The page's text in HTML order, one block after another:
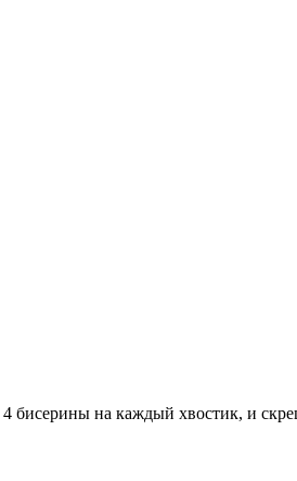
бисерины на каждый хвостик, и